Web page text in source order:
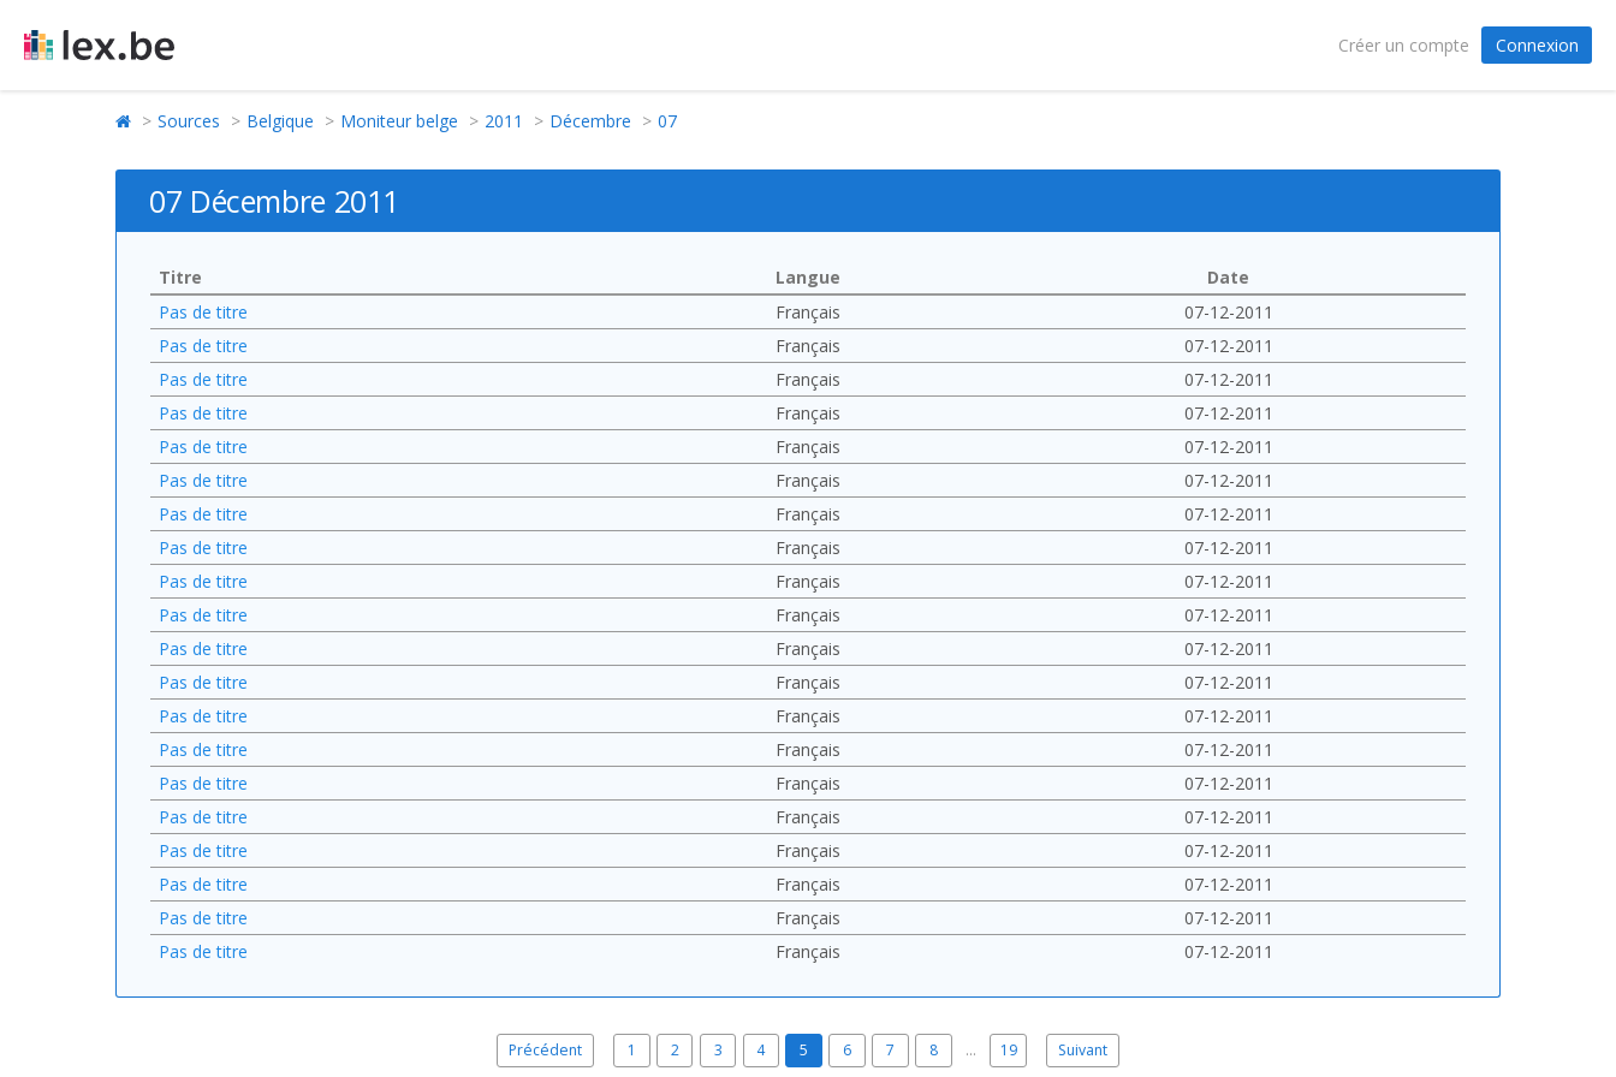
Créer un compte Connexion
Sources Belgique Moniteur belge 2011 Décembre 07
07 Décembre 2011
Titre Langue
Date
Pas de titre
Français
07-12-2011
Pas de titre
Français
07-12-2011
Pas de titre
Français
07-12-2011
Pas de titre
Français
07-12-2011
Pas de titre
Français
07-12-2011
Pas de titre
Français
07-12-2011
Pas de titre
Français
07-12-2011
Pas de titre
Français
07-12-2011
Pas de titre
Français
07-12-2011
Pas de titre
Français
07-12-2011
Pas de titre
Français
07-12-2011
Pas de titre
Français
07-12-2011
Pas de titre
Français
07-12-2011
Pas de titre
Français
07-12-2011
Pas de titre
Français
07-12-2011
Pas de titre
Français
07-12-2011
Pas de titre
Français
07-12-2011
Pas de titre
Français
07-12-2011
Pas de titre
Français
07-12-2011
Pas de titre
Français 07-12-2011
Précédent 1 2 3 4 5 6 7 8 … 19 Suivant